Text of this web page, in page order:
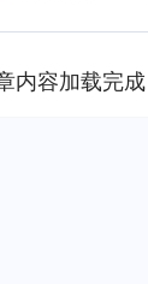
内容加载完成